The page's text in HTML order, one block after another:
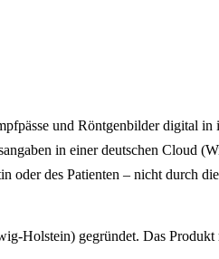
und Röntgenbilder digital
in einer deutschen Cloud
des Patienten – nicht durch
Holstein) gegründet. Das